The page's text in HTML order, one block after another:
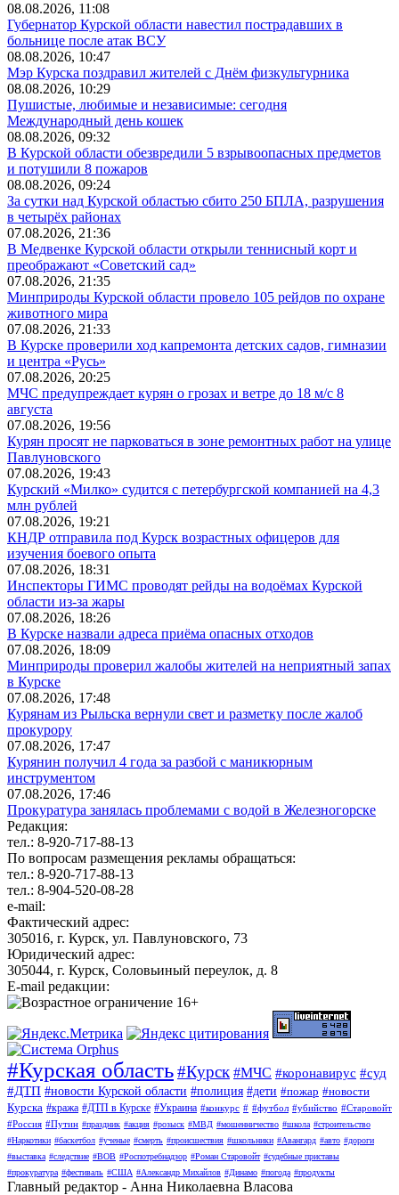
08.08.2026, 11:08
Губернатор Курской области навестил пострадавших в
больнице после атак ВСУ
08.08.2026, 10:47
Мэр Курска поздравил жителей с Днём физкультурника
08.08.2026, 10:29
Пушистые, любимые и независимые: сегодня
Международный день кошек
08.08.2026, 09:32
В Курской области обезвредили 5 взрывоопасных предметов
и потушили 8 пожаров
08.08.2026, 09:24
За сутки над Курской областью сбито 250 БПЛА, разрушения
в четырёх районах
07.08.2026, 21:36
В Медвенке Курской области открыли теннисный корт и
преображают «Советский сад»
07.08.2026, 21:35
Минприроды Курской области провело 105 рейдов по охране
животного мира
07.08.2026, 21:33
В Курске проверили ход капремонта детских садов, гимназии
и центра «Русь»
07.08.2026, 20:25
МЧС предупреждает курян о грозах и ветре до 18 м/с 8
августа
07.08.2026, 19:56
Курян просят не парковаться в зоне ремонтных работ на улице
Павлуновского
07.08.2026, 19:43
Курский «Милко» судится с петербургской компанией на 4,3
млн рублей
07.08.2026, 19:21
КНДР отправила под Курск возрастных офицеров для
изучения боевого опыта
07.08.2026, 18:31
Инспекторы ГИМС проводят рейды на водоёмах Курской
области из-за жары
07.08.2026, 18:26
В Курске назвали адреса приёма опасных отходов
07.08.2026, 18:09
Минприроды проверил жалобы жителей на неприятный запах
в Курске
07.08.2026, 17:48
Курянам из Рыльска вернули свет и разметку после жалоб
прокурору
07.08.2026, 17:47
Курянин получил 4 года за разбой с маникюрным
инструментом
07.08.2026, 17:46
Прокуратура занялась проблемами с водой в Железногорске
Редакция:
тел.: 8-920-717-88-13
По вопросам размещения рекламы обращаться:
тел.: 8-920-717-88-13
тел.: 8-904-520-08-28
e-mail:
Фактический адрес:
305016, г. Курск, ул. Павлуновского, 73
Юридический адрес:
305044, г. Курск, Соловьиный переулок, д. 8
E-mail редакции:
#Курская область#Курск #МЧС #коронавирус #суд
#ДТП #новости Курской области #полиция #дети #пожар #новости
Курска #кража #ДТП в Курске #Украина #конкурс # #футбол #убийство #Старовойт
#Россия #Путин #праздник #акция #розыск #МВД #мошенничество #школа #строительство
#Наркотики #баскетбол #ученые #смерть #происшествия #школьники #Авангард #авто #дороги
#выставка #следствие #ВОВ #Роспотребнадзор #Роман Старовойт #судебные приставы
#прокуратура #фестиваль #США #Александр Михайлов #Динамо #погода #продукты
Главный редактор - Анна Николаевна Власова